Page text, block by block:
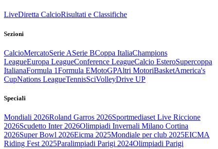
LiveDiretta CalcioRisultati e Classifiche
Sezioni
CalcioMercatoSerie ASerie BCoppa ItaliaChampions
LeagueEuropa LeagueConference LeagueCalcio EsteroSupercoppa
ItalianaFormula 1Formula EMotoGPAltri MotoriBasketAmerica's
CupNations LeagueTennisSciVolleyDrive UP
Speciali
Mondiali 2026Roland Garros 2026Sportmediaset Live Riccione
2026Scudetto Inter 2026Olimpiadi Invernali Milano Cortina
2026Super Bowl 2026Eicma 2025Mondiale per club 2025EICMA
Riding Fest 2025Paralimpiadi Parigi 2024Olimpiadi Parigi